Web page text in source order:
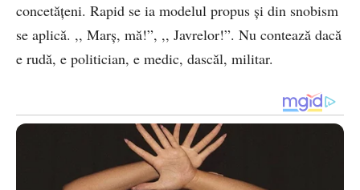
concetățeni. Rapid se ia modelul propus și din snobism
se aplică. ,, Marș, mă!”, ,, Javrelor!”. Nu contează dacă
e rudă, e politician, e medic, dascăl, militar.